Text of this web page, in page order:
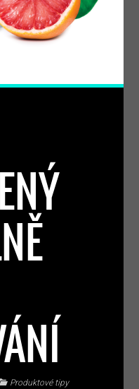
Produktové tipy